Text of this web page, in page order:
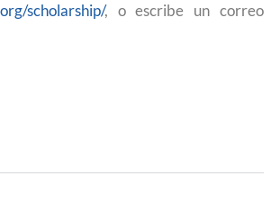
scholarship/, o escribe un correo